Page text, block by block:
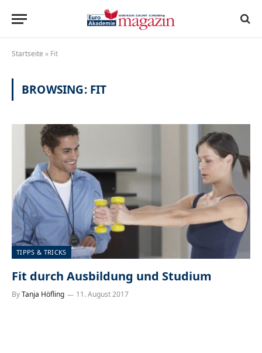
Startseite » Fit
BROWSING: FIT
TIPPS & TRICKS
Fit durch Ausbildung und Studium
ByTanja Höfling 11. August 2017